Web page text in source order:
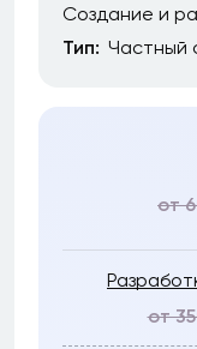
Создание и
Тип: Частный
от
от